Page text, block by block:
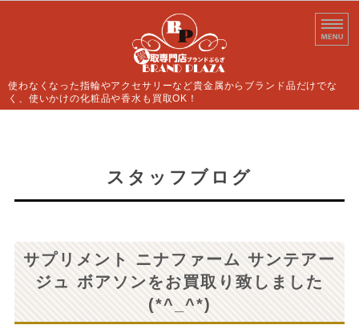
使わなくなった指輪やアクセサリーなど貴金属からブランド品だけでな
く、使いかけの化粧品や香水も買取OK！
よくあるご質問
お問い合わせ
スタッフブログ
サプリメント ニナファーム サンテアー
ジュ ボアソンをお買取り致しました
(*^_^*)